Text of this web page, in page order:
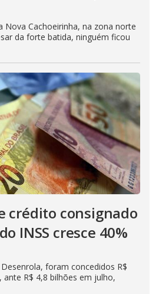
Nova Cachoeirinha, na zona norte
da forte batida, ninguém ficou
crédito consignado
INSS cresce 40%
foram concedidos R$
R$ 4,8 bilhões em julho,